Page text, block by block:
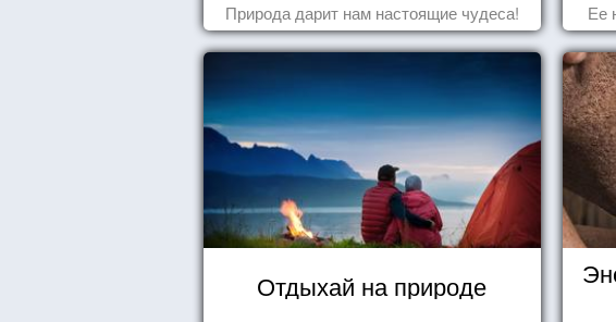
Природа дарит нам настоящие чудеса! Ее
Отдыхай на природе